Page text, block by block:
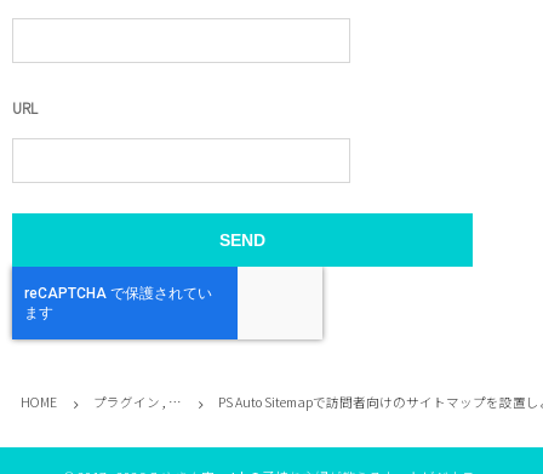
URL
HOME プラグイン , … PS Auto Sitemapで訪問者向けのサイトマップを設置